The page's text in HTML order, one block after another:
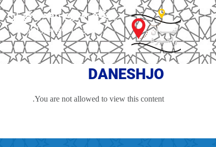
پایگاه خبری راهبردتهران
پیگیری و انجام امور اداری
DANESHJO
You are not allowed to view this content.